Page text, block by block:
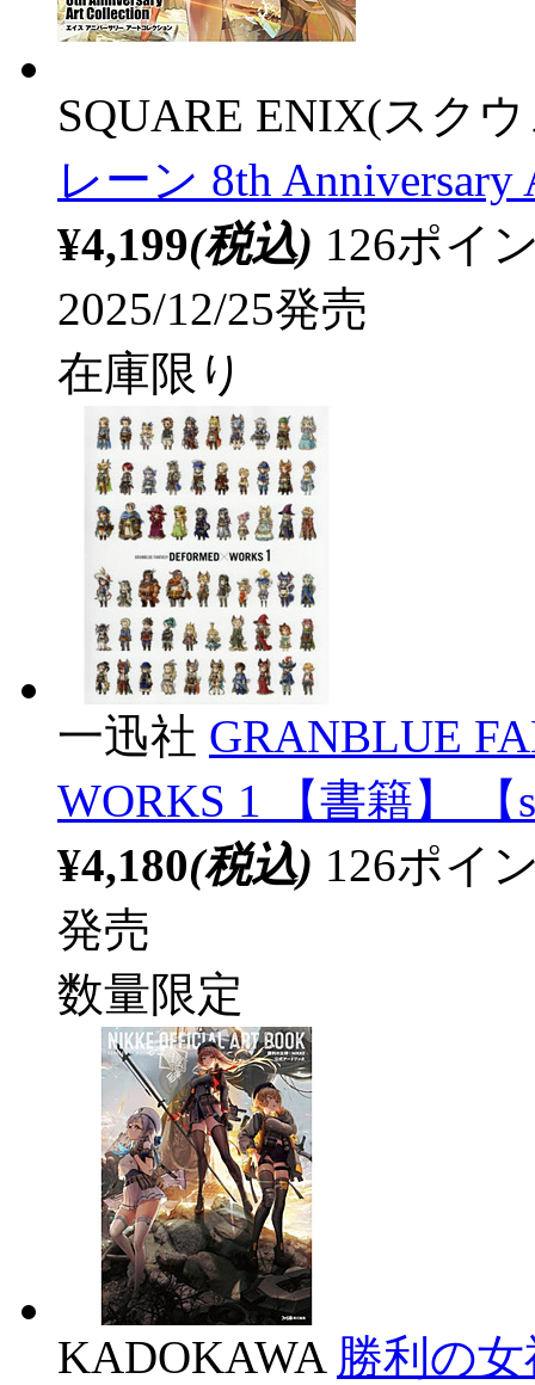
SQUARE ENIX(スク
レーン 8th Anniversary
¥4,199(税込) 126ポイ
2025/12/25発売
在庫限り
一迅社 GRANBLUE
WORKS 1 【書籍】 【
¥4,180(税込) 126ポイ
発売
数量限定
KADOKAWA 勝利の